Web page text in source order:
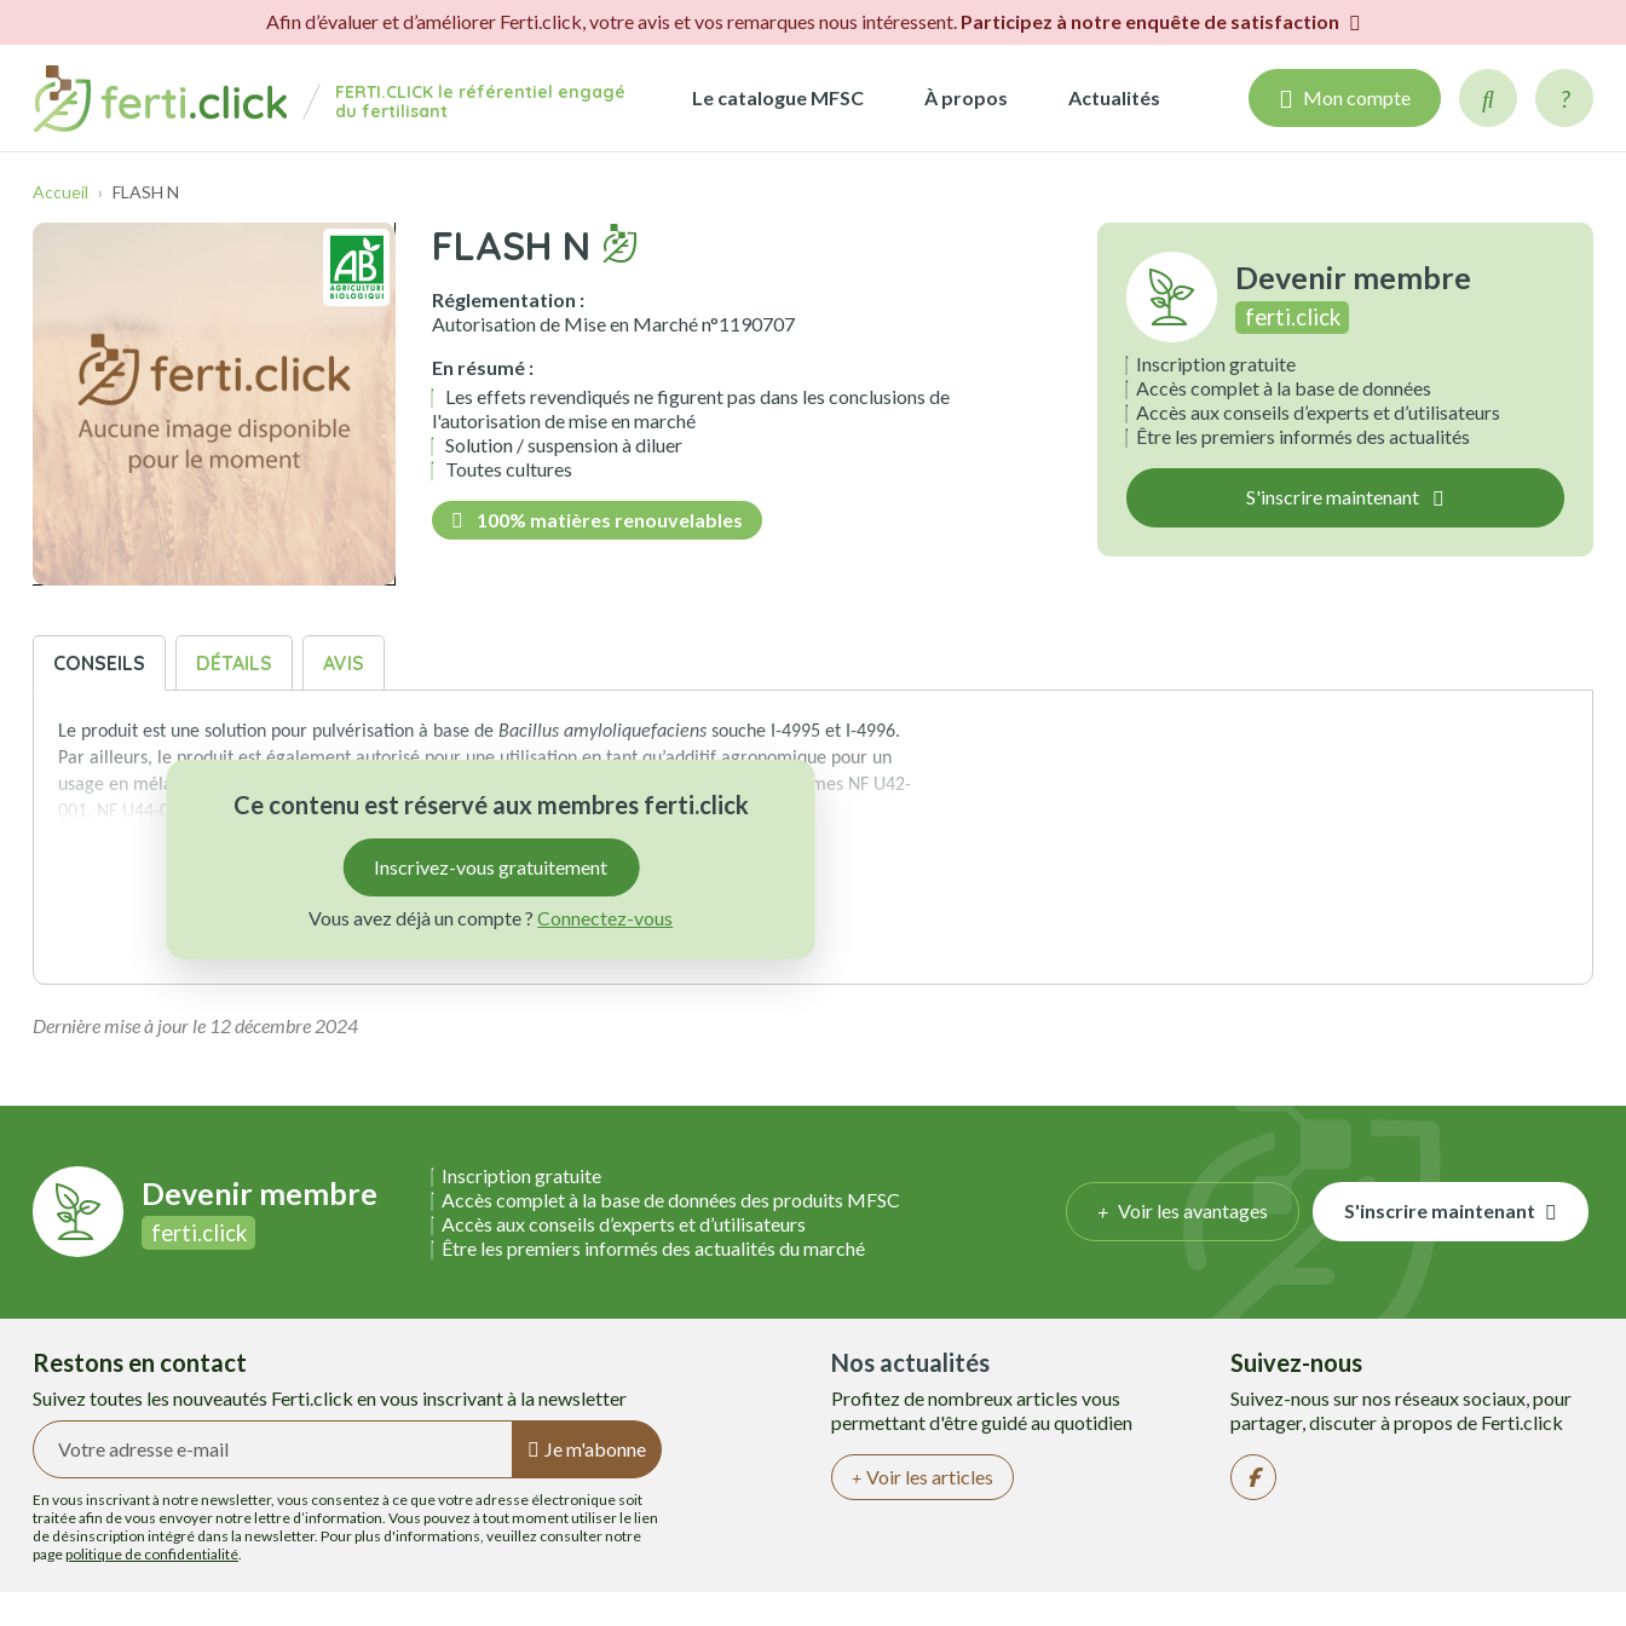
Afin d’évaluer et d’améliorer Ferti.click, votre avis et vos remarques nous intéressent. Participez à notre enquête de satisfaction
FERTI.CLICK le référentiel engagé
du fertilisant
Le catalogue MFSC À propos Actualités Mon compte
Accueil FLASH N
FLASH N
Réglementation :
Autorisation de Mise en Marché n°1190707
En résumé :
Les effets revendiqués ne figurent pas dans les conclusions de
l'autorisation de mise en marché
Solution / suspension à diluer
Toutes cultures
100% matières renouvelables
Devenir membre
ferti.click
Inscription gratuite
Accès complet à la base de données
Accès aux conseils d’experts et d’utilisateurs
Être les premiers informés des actualités
S'inscrire maintenant
CONSEILS DÉTAILS AVIS
Le produit est une solution pour pulvérisation à base de Bacillus amyloliquefaciens souche I-4995 et I-4996.
Par ailleurs, le produit est également autorisé pour une utilisation en tant qu’additif agronomique pour un
usage en mélange avec des engrais solides ou liquides ou des amendements conformes aux normes NF U42-
001, NF U44-001, NF U44-203 ou au règlement (CE) n°2003/2003.
Ce contenu est réservé aux membres ferti.click
Inscrivez-vous gratuitement
Vous avez déjà un compte ?Connectez-vous
Dernière mise à jour le 12 décembre 2024
Devenir membre
ferti.click
Inscription gratuite
Accès complet à la base de données des produits MFSC
Accès aux conseils d’experts et d’utilisateurs
Être les premiers informés des actualités du marché
Voir les avantages S'inscrire maintenant
Restons en contact
Suivez toutes les nouveautés Ferti.click en vous inscrivant à la newsletter
Je m'abonne
En vous inscrivant à notre newsletter, vous consentez à ce que votre adresse électronique soit
traitée afin de vous envoyer notre lettre d’information. Vous pouvez à tout moment utiliser le lien
de désinscription intégré dans la newsletter. Pour plus d'informations, veuillez consulter notre
pagepolitique de confidentialité
Nos actualités
Profitez de nombreux articles vous
permettant d'être guidé au quotidien
Voir les articles
Suivez-nous
Suivez-nous sur nos réseaux sociaux, pour
partager, discuter à propos de Ferti.click